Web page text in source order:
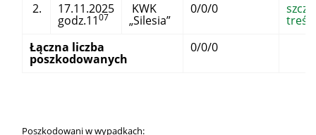
2. 17.11.2025
godz.1107
KWK
„Silesia”
0/0/0
treść
Łączna liczba
poszkodowanych
0/0/0
Poszkodowani w wypadkach: